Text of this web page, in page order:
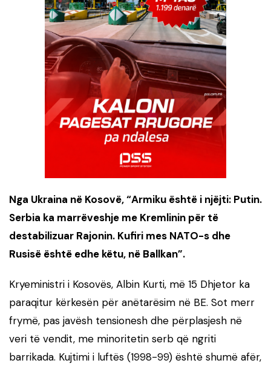
Nga Ukraina në Kosovë, “Armiku është i njëjti: Putin.
Serbia ka marrëveshje me Kremlinin për të
destabilizuar Rajonin. Kufiri mes NATO-s dhe
Rusisë është edhe këtu, në Ballkan”.
Kryeministri i Kosovës, Albin Kurti, më 15 Dhjetor ka
paraqitur kërkesën për anëtarësim në BE. Sot merr
frymë, pas javësh tensionesh dhe përplasjesh në
veri të vendit, me minoritetin serb që ngriti
barrikada. Kujtimi i luftës (1998-99) është shumë afër,